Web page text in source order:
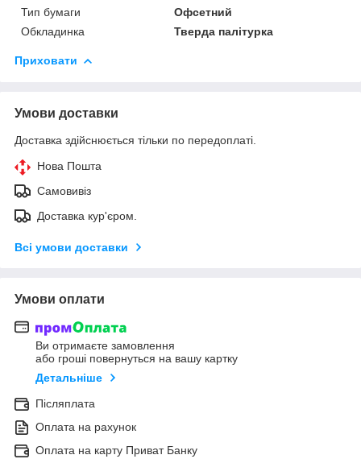
Тип бумаги
Офсетний
Обкладинка
Тверда палітурка
Приховати
Умови доставки
Доставка здійснюється тільки по передоплаті.
Нова Пошта
Самовивіз
Доставка кур'єром.
Всі умови доставки
Умови оплати
Ви отримаєте замовлення
або гроші повернуться на вашу картку
Детальніше
Післяплата
Оплата на рахунок
Оплата на карту Приват Банку